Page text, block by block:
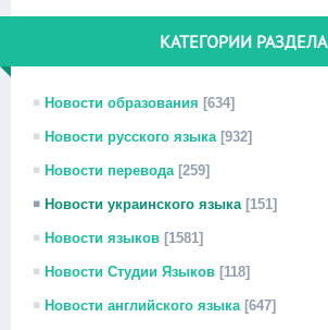
КАТЕГОРИИ РАЗДЕЛА
Новости образования [634]
Новости русского языка [932]
Новости перевода [259]
Новости украинского языка [151]
Новости языков [1581]
Новости Студии Языков [118]
Новости английского языка [647]